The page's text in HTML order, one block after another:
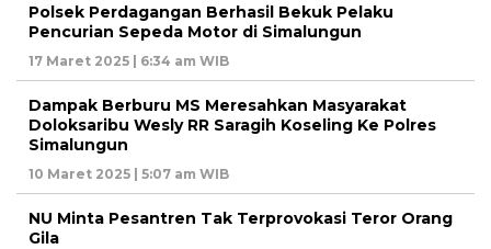
Polsek Perdagangan Berhasil Bekuk Pelaku
Pencurian Sepeda Motor di Simalungun
17 Maret 2025 | 6:34 am WIB
Dampak Berburu MS Meresahkan Masyarakat
Doloksaribu Wesly RR Saragih Koseling Ke Polres
Simalungun
10 Maret 2025 | 5:07 am WIB
NU Minta Pesantren Tak Terprovokasi Teror Orang
Gila